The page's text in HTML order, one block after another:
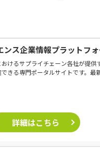
ンス企業情報プラットフ
けるサプライチェーン各社が提供
きる専門ポータルサイトです。最
詳細はこちら